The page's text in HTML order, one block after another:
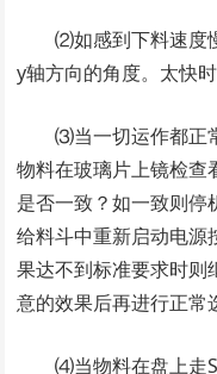
⑵如感到下料速度
y轴方向的角度。太快时
⑶当一切运作都正
物料在玻璃片上镜检查
是否一致？如一致则停
给料斗中重新启动电源
果达不到标准要求时则
意的效果后再进行正常
⑷当物料在盘上走